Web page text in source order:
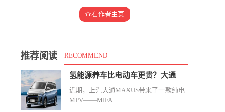
查看作者主页
推荐阅读 RECOMMEND
氢能源养车比电动车更贵？大通
近期，上汽大通MAXUS带来了一款纯电
MPV——MIFA...